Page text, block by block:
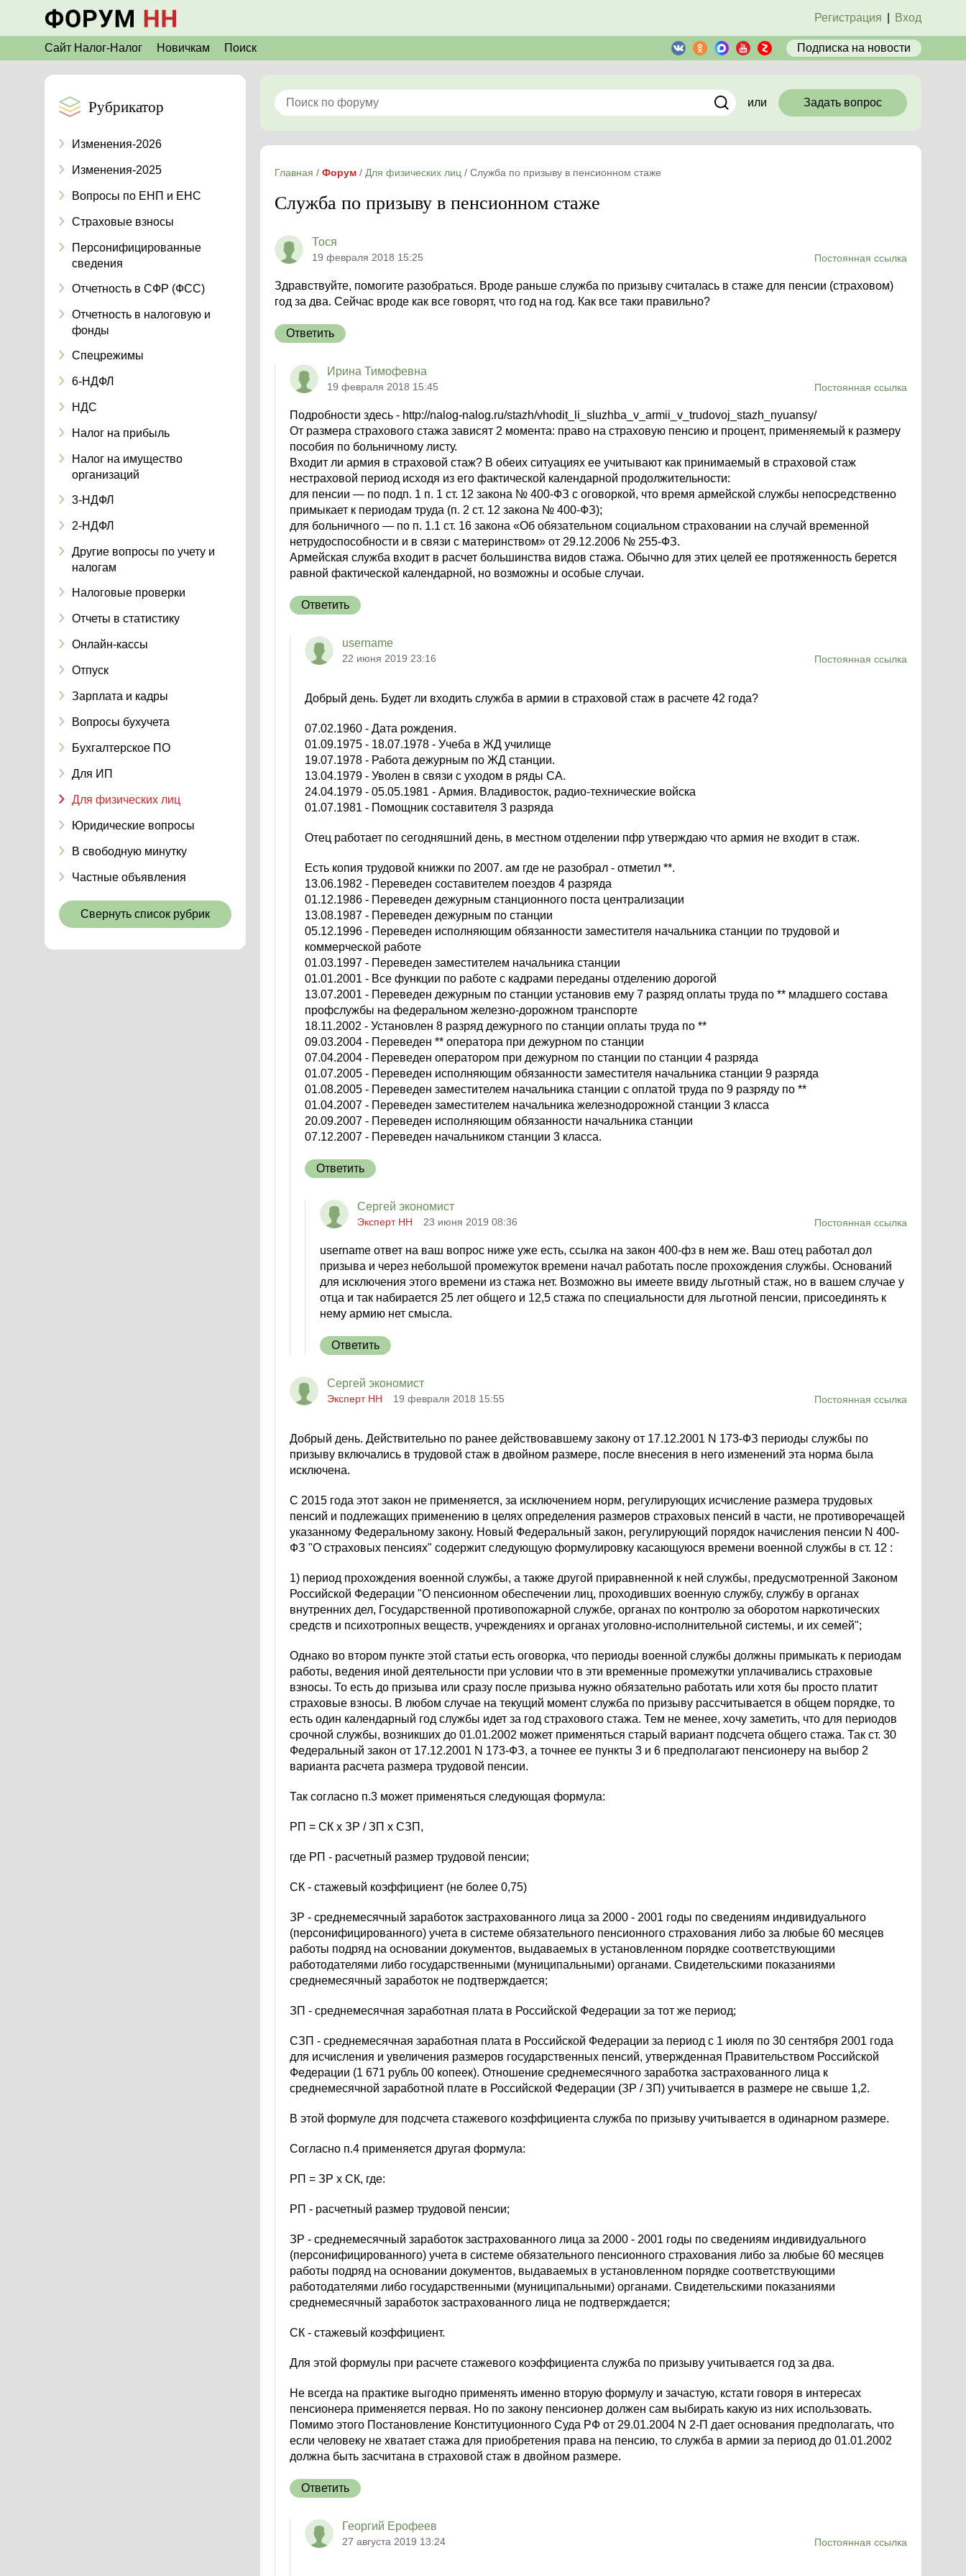
Регистрация Вход
Сайт Налог-Налог Новичкам Поиск Подписка на новости
Рубрикатор
Изменения-2026
Изменения-2025
Вопросы по ЕНП и ЕНС
Страховые взносы
Персонифицированные
сведения
Отчетность в СФР (ФСС)
Отчетность в налоговую и
фонды
Спецрежимы
6-НДФЛ
НДС
Налог на прибыль
Налог на имущество
организаций
3-НДФЛ
2-НДФЛ
Другие вопросы по учету и
налогам
Налоговые проверки
Отчеты в статистику
Онлайн-кассы
Отпуск
Зарплата и кадры
Вопросы бухучета
Бухгалтерское ПО
Для ИП
Для физических лиц
Юридические вопросы
В свободную минутку
Частные объявления
Свернуть список рубрик
или Задать вопрос
Главная / Форум / Для физических лиц / Служба по призыву в пенсионном стаже
Служба по призыву в пенсионном стаже
Тося
19 февраля 2018 15:25 Постоянная ссылка
Здравствуйте, помогите разобраться. Вроде раньше служба по призыву считалась в стаже для пенсии (страховом)
год за два. Сейчас вроде как все говорят, что год на год. Как все таки правильно?
Ответить
Ирина Тимофевна
19 февраля 2018 15:45 Постоянная ссылка
Подробности здесь - http://nalog-nalog.ru/stazh/vhodit_li_sluzhba_v_armii_v_trudovoj_stazh_nyuansy/
От размера страхового стажа зависят 2 момента: право на страховую пенсию и процент, применяемый к размеру
пособия по больничному листу.
Входит ли армия в страховой стаж? В обеих ситуациях ее учитывают как принимаемый в страховой стаж
нестраховой период исходя из его фактической календарной продолжительности:
для пенсии — по подп. 1 п. 1 ст. 12 закона № 400-ФЗ с оговоркой, что время армейской службы непосредственно
примыкает к периодам труда (п. 2 ст. 12 закона № 400-ФЗ);
для больничного — по п. 1.1 ст. 16 закона «Об обязательном социальном страховании на случай временной
нетрудоспособности и в связи с материнством» от 29.12.2006 № 255-ФЗ.
Армейская служба входит в расчет большинства видов стажа. Обычно для этих целей ее протяженность берется
равной фактической календарной, но возможны и особые случаи.
Ответить
username
22 июня 2019 23:16 Постоянная ссылка
Добрый день. Будет ли входить служба в армии в страховой стаж в расчете 42 года?
07.02.1960 - Дата рождения.
01.09.1975 - 18.07.1978 - Учеба в ЖД училище
19.07.1978 - Работа дежурным по ЖД станции.
13.04.1979 - Уволен в связи с уходом в ряды СА.
24.04.1979 - 05.05.1981 - Армия. Владивосток, радио-технические войска
01.07.1981 - Помощник составителя 3 разряда
Отец работает по сегодняшний день, в местном отделении пфр утверждаю что армия не входит в стаж.
Есть копия трудовой книжки по 2007. ам где не разобрал - отметил **.
13.06.1982 - Переведен составителем поездов 4 разряда
01.12.1986 - Переведен дежурным станционного поста централизации
13.08.1987 - Переведен дежурным по станции
05.12.1996 - Переведен исполняющим обязанности заместителя начальника станции по трудовой и
коммерческой работе
01.03.1997 - Переведен заместителем начальника станции
01.01.2001 - Все функции по работе с кадрами переданы отделению дорогой
13.07.2001 - Переведен дежурным по станции установив ему 7 разряд оплаты труда по ** младшего состава
профслужбы на федеральном железно-дорожном транспорте
18.11.2002 - Установлен 8 разряд дежурного по станции оплаты труда по **
09.03.2004 - Переведен ** оператора при дежурном по станции
07.04.2004 - Переведен оператором при дежурном по станции по станции 4 разряда
01.07.2005 - Переведен исполняющим обязанности заместителя начальника станции 9 разряда
01.08.2005 - Переведен заместителем начальника станции с оплатой труда по 9 разряду по **
01.04.2007 - Переведен заместителем начальника железнодорожной станции 3 класса
20.09.2007 - Переведен исполняющим обязанности начальника станции
07.12.2007 - Переведен начальником станции 3 класса.
Ответить
Сергей экономист
Эксперт НН 23 июня 2019 08:36 Постоянная ссылка
username ответ на ваш вопрос ниже уже есть, ссылка на закон 400-фз в нем же. Ваш отец работал дол
призыва и через небольшой промежуток времени начал работать после прохождения службы. Оснований
для исключения этого времени из стажа нет. Возможно вы имеете ввиду льготный стаж, но в вашем случае у
отца и так набирается 25 лет общего и 12,5 стажа по специальности для льготной пенсии, присоединять к
нему армию нет смысла.
Ответить
Сергей экономист
Эксперт НН 19 февраля 2018 15:55 Постоянная ссылка
Добрый день. Действительно по ранее действовавшему закону от 17.12.2001 N 173-ФЗ периоды службы по
призыву включались в трудовой стаж в двойном размере, после внесения в него изменений эта норма была
исключена.
С 2015 года этот закон не применяется, за исключением норм, регулирующих исчисление размера трудовых
пенсий и подлежащих применению в целях определения размеров страховых пенсий в части, не противоречащей
указанному Федеральному закону. Новый Федеральный закон, регулирующий порядок начисления пенсии N 400-
ФЗ "О страховых пенсиях" содержит следующую формулировку касающуюся времени военной службы в ст. 12 :
1) период прохождения военной службы, а также другой приравненной к ней службы, предусмотренной Законом
Российской Федерации "О пенсионном обеспечении лиц, проходивших военную службу, службу в органах
внутренних дел, Государственной противопожарной службе, органах по контролю за оборотом наркотических
средств и психотропных веществ, учреждениях и органах уголовно-исполнительной системы, и их семей";
Однако во втором пункте этой статьи есть оговорка, что периоды военной службы должны примыкать к периодам
работы, ведения иной деятельности при условии что в эти временные промежутки уплачивались страховые
взносы. То есть до призыва или сразу после призыва нужно обязательно работать или хотя бы просто платит
страховые взносы. В любом случае на текущий момент служба по призыву рассчитывается в общем порядке, то
есть один календарный год службы идет за год страхового стажа. Тем не менее, хочу заметить, что для периодов
срочной службы, возникших до 01.01.2002 может применяться старый вариант подсчета общего стажа. Так ст. 30
Федеральный закон от 17.12.2001 N 173-ФЗ, а точнее ее пункты 3 и 6 предполагают пенсионеру на выбор 2
варианта расчета размера трудовой пенсии.
Так согласно п.3 может применяться следующая формула:
РП = СК x ЗР / ЗП x СЗП,
где РП - расчетный размер трудовой пенсии;
СК - стажевый коэффициент (не более 0,75)
ЗР - среднемесячный заработок застрахованного лица за 2000 - 2001 годы по сведениям индивидуального
(персонифицированного) учета в системе обязательного пенсионного страхования либо за любые 60 месяцев
работы подряд на основании документов, выдаваемых в установленном порядке соответствующими
работодателями либо государственными (муниципальными) органами. Свидетельскими показаниями
среднемесячный заработок не подтверждается;
ЗП - среднемесячная заработная плата в Российской Федерации за тот же период;
СЗП - среднемесячная заработная плата в Российской Федерации за период с 1 июля по 30 сентября 2001 года
для исчисления и увеличения размеров государственных пенсий, утвержденная Правительством Российской
Федерации (1 671 рубль 00 копеек). Отношение среднемесячного заработка застрахованного лица к
среднемесячной заработной плате в Российской Федерации (ЗР / ЗП) учитывается в размере не свыше 1,2.
В этой формуле для подсчета стажевого коэффициента служба по призыву учитывается в одинарном размере.
Согласно п.4 применяется другая формула:
РП = ЗР x СК, где:
РП - расчетный размер трудовой пенсии;
ЗР - среднемесячный заработок застрахованного лица за 2000 - 2001 годы по сведениям индивидуального
(персонифицированного) учета в системе обязательного пенсионного страхования либо за любые 60 месяцев
работы подряд на основании документов, выдаваемых в установленном порядке соответствующими
работодателями либо государственными (муниципальными) органами. Свидетельскими показаниями
среднемесячный заработок застрахованного лица не подтверждается;
СК - стажевый коэффициент.
Для этой формулы при расчете стажевого коэффициента служба по призыву учитывается год за два.
Не всегда на практике выгодно применять именно вторую формулу и зачастую, кстати говоря в интересах
пенсионера применяется первая. Но по закону пенсионер должен сам выбирать какую из них использовать.
Помимо этого Постановление Конституционного Суда РФ от 29.01.2004 N 2-П дает основания предполагать, что
если человеку не хватает стажа для приобретения права на пенсию, то служба в армии за период до 01.01.2002
должна быть засчитана в страховой стаж в двойном размере.
Ответить
Георгий Ерофеев
27 августа 2019 13:24 Постоянная ссылка